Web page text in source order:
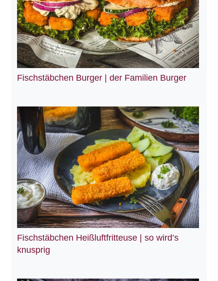
Fischstäbchen Burger | der Familien Burger
Fischstäbchen Heißluftfritteuse | so wird’s
knusprig